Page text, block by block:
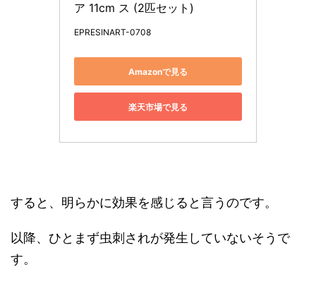
ア 11cm ス (2匹セット)
EPRESINART-0708
Amazonで見る
楽天市場で見る
すると、明らかに効果を感じると言うのです。
以降、ひとまず虫刺されが発生していないそうで
す。